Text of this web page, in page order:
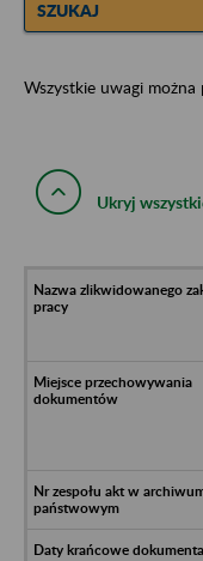
SZUKAJ
Wszystkie uwagi można
Ukryj